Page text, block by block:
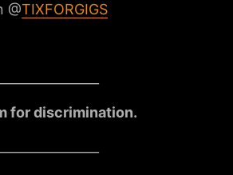
@TIXFORGIGS
for discrimination.